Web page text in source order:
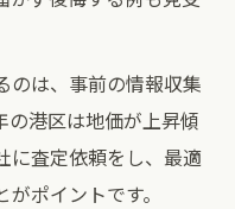
時期比較表
さない方法
の判断基準
めのチェック項目
タイミング戦略
のは、事前の情報収集
の港区は地価が上昇傾
に査定依頼をし、最適
ポイントです。